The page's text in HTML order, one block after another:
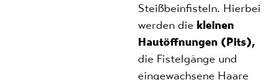
Steißbeinfisteln. Hierbei
werden die kleinen
Hautöffnungen (Pits),
die Fistelgänge und
eingewachsene Haare